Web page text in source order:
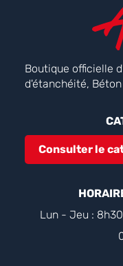
Boutique officielle
d'étanchéité,
Consulter le
Lun - Jeu :